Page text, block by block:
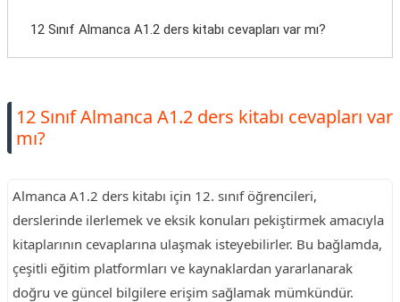
12 Sınıf Almanca A1.2 ders kitabı cevapları var mı?
12 Sınıf Almanca A1.2 ders kitabı cevapları var
mı?
Almanca A1.2 ders kitabı için 12. sınıf öğrencileri,
derslerinde ilerlemek ve eksik konuları pekiştirmek amacıyla
kitaplarının cevaplarına ulaşmak isteyebilirler. Bu bağlamda,
çeşitli eğitim platformları ve kaynaklardan yararlanarak
doğru ve güncel bilgilere erişim sağlamak mümkündür.